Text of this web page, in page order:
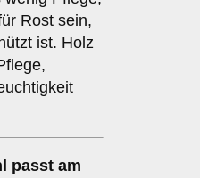
Rost sein,
ist. Holz
passt am